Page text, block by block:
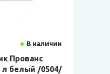
В наличии
Прованс
л белый /0504/